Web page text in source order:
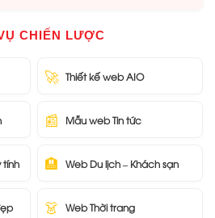
CHIẾN LƯỢC
🚀 Thiết kế web AIO
📰 Mẫu web Tin tức
tính 🏨 Web Du lịch – Khách sạn
👗 Web Thời trang